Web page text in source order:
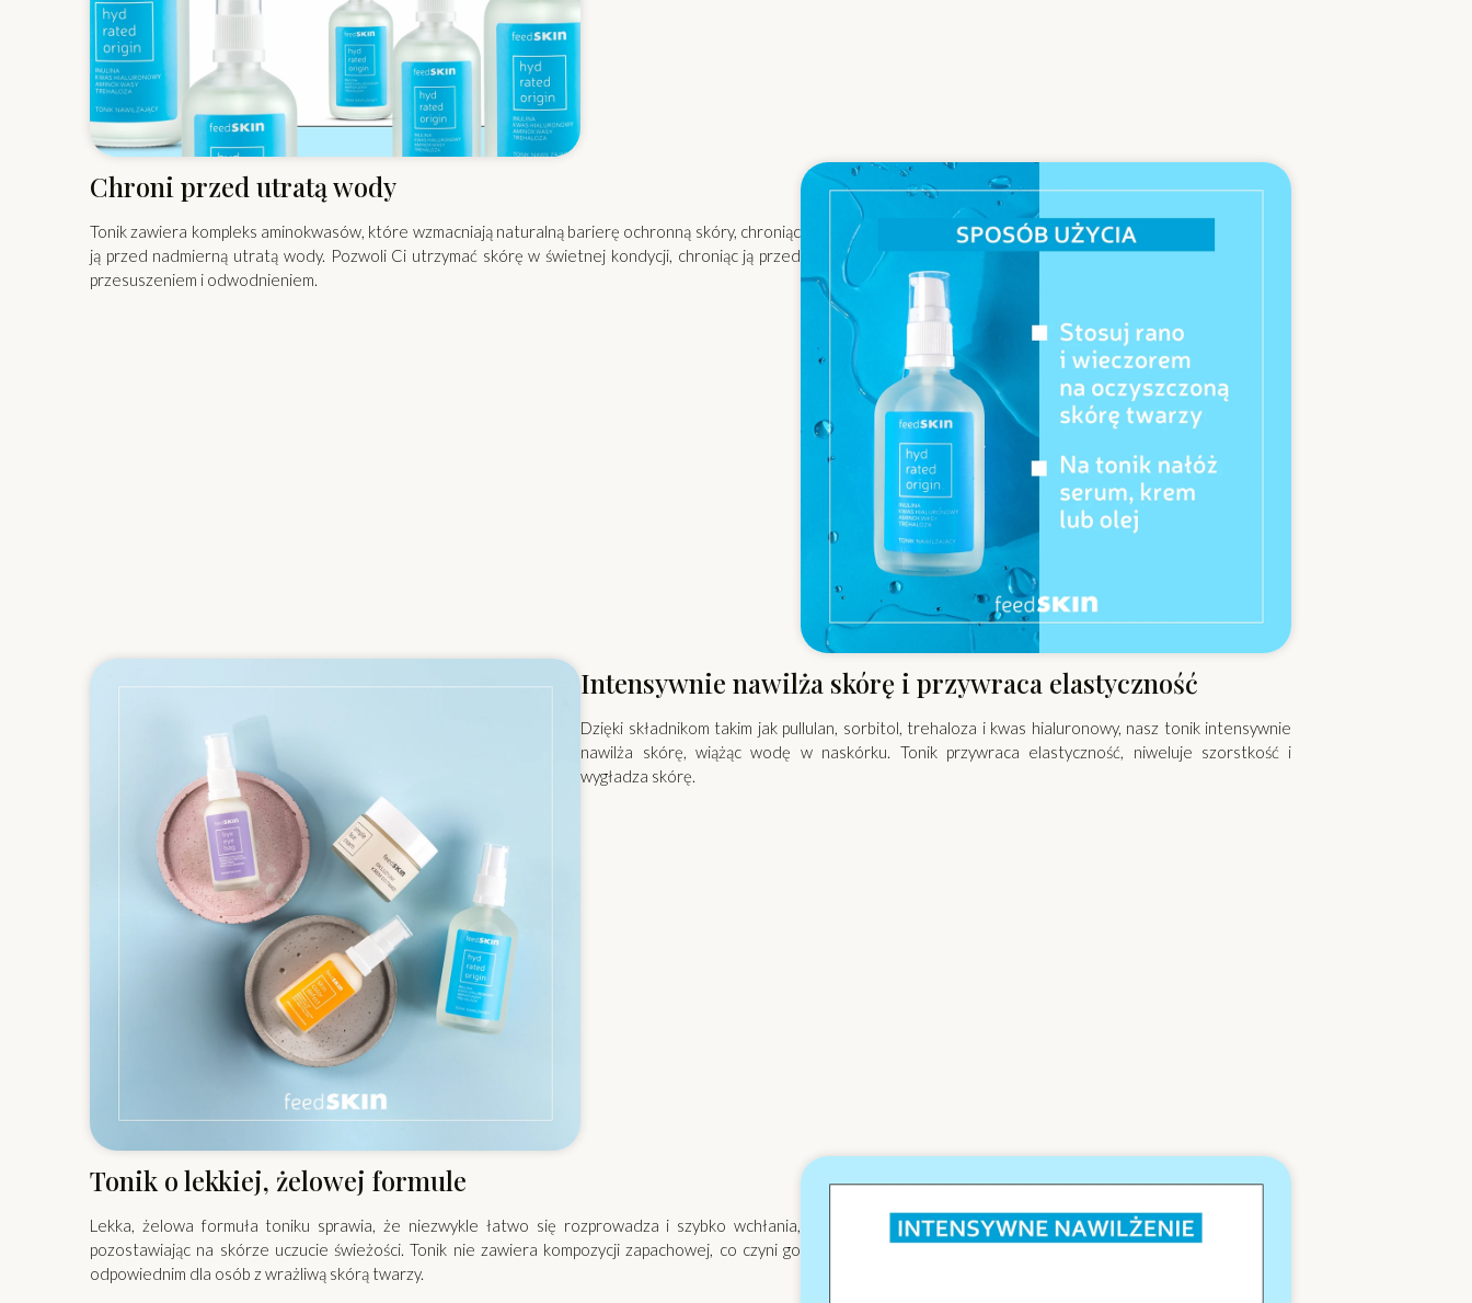
Chroni przed utratą wody
Tonik zawiera kompleks aminokwasów, które wzmacniają naturalną barierę ochronną skóry, chroniąc
ją przed nadmierną utratą wody. Pozwoli Ci utrzymać skórę w świetnej kondycji, chroniąc ją przed
przesuszeniem i odwodnieniem.
Intensywnie nawilża skórę i przywraca elastyczność
Dzięki składnikom takim jak pullulan, sorbitol, trehaloza i kwas hialuronowy, nasz tonik intensywnie
nawilża skórę, wiążąc wodę w naskórku. Tonik przywraca elastyczność, niweluje szorstkość i
wygładza skórę.
Tonik o lekkiej, żelowej formule
Lekka, żelowa formuła toniku sprawia, że niezwykle łatwo się rozprowadza i szybko wchłania,
pozostawiając na skórze uczucie świeżości. Tonik nie zawiera kompozycji zapachowej, co czyni go
odpowiednim dla osób z wrażliwą skórą twarzy.